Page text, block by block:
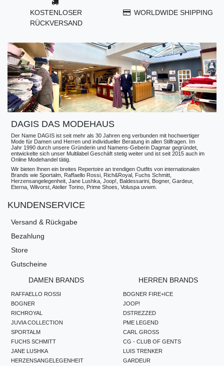
KOSTENLOSER
RÜCKVERSAND
WORLDWIDE SHIPPING
DAGIS DAS MODEHAUS
Der Name DAGIS ist seit mehr als 30 Jahren eng verbunden mit hochwertiger
Mode für Damen und Herren und individueller Beratung in allen Stilfragen. Im
Jahr 1990 durch unsere Gründerin und Namens-Geberin Dagmar gegründet,
entwickelte sich unser Multilabel Geschäft stetig weiter und ist seit 2015 auch im
Online Modehandel tätig.
Wir bieten Ihnen ein breites Repertoire an trendigen Outfits von internationalen
Brands wie Sportalm, Raffaello Rossi, Rich&Royal, Fuchs Schmitt,
Herzensangelegenheit, Jane Lushka, Joop!, Baldessarini, Bogner, Gardeur,
Eterna, Wilvorst, Atelier Torino, Prime Shoes, Voluspa uvwm.
KUNDENSERVICE
Versand & Rückgabe
Bezahlung
Store
Gutscheine
DAMEN BRANDS
RAFFAELLO ROSSI
BOGNER
RICHROYAL
JUVIA COLLECTION
SPORTALM
FUCHS SCHMITT
JANE LUSHKA
HERZENSANGELEGENHEIT
HERREN BRANDS
BOGNER FIRE+ICE
JOOP!
DSTREZZED
PME LEGEND
CARL GROSS
CG - CLUB OF GENTS
LUIS TRENKER
GARDEUR